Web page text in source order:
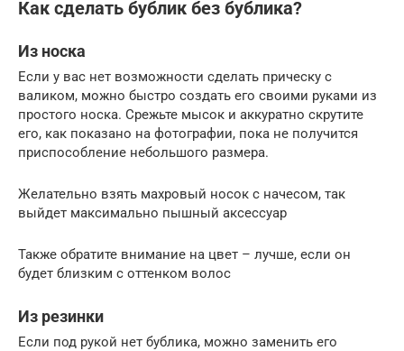
Как сделать бублик без бублика?
Из носка
Если у вас нет возможности сделать прическу с
валиком, можно быстро создать его своими руками из
простого носка. Срежьте мысок и аккуратно скрутите
его, как показано на фотографии, пока не получится
приспособление небольшого размера.
Желательно взять махровый носок с начесом, так
выйдет максимально пышный аксессуар
Также обратите внимание на цвет – лучше, если он
будет близким с оттенком волос
Из резинки
Если под рукой нет бублика, можно заменить его